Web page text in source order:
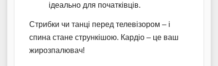
ідеально для початківців.
Стрибки чи танці перед телевізором – і
спина стане стрункішою. Кардіо – це ваш
жирозпалювач!